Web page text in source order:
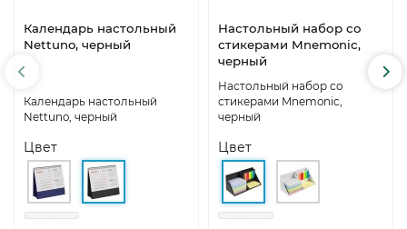
Календарь настольный
Nettuno, черный
Календарь настольный
Nettuno, черный
Цвет
Настольный набор со
стикерами Mnemonic,
черный
Настольный набор со
стикерами Mnemonic,
черный
Цвет